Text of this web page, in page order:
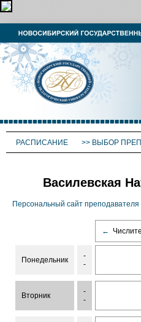
РАСПИСАНИЕ >> ВЫБОР
Василевская
Персональный сайт преподавателя
←
Понедельник
-
-
Вторник
-
-